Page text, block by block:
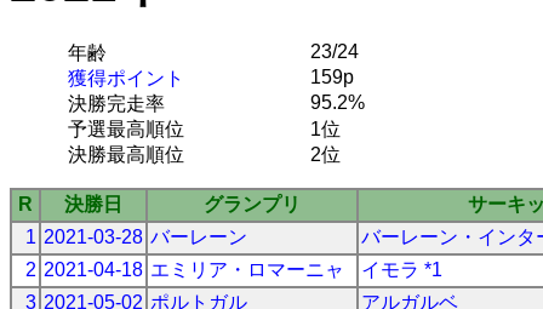
年齢
23/24
獲得ポイント
159p
決勝完走率
95.2%
予選最高順位
1位
決勝最高順位
2位
R 決勝日 グランプリ
サーキ
1 2021-03-28 バーレーン
バーレーン・インタ
2 2021-04-18 エミリア・ロマーニャ
イモラ *1
3 2021-05-02 ポルトガル
アルガルベ